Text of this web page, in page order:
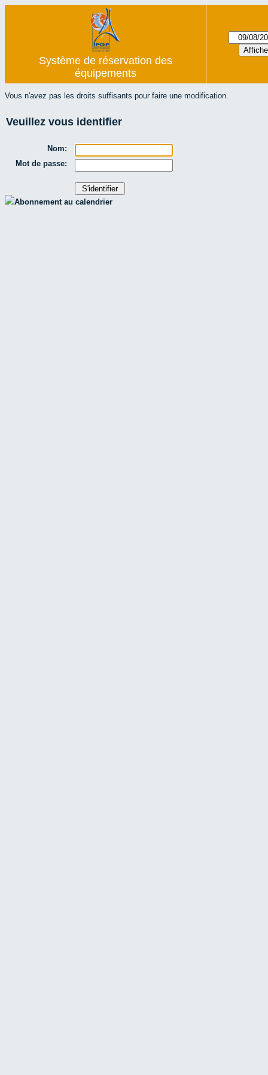
Système de réservation des
équipements
Vous n'avez pas les droits suffisants pour faire une modification.
Veuillez vous identifier
Nom:
Mot de passe:
Abonnement au calendrier